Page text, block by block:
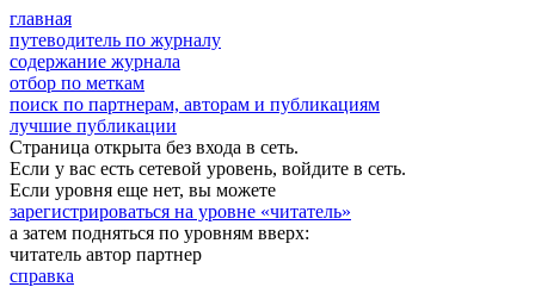
главная
путеводитель по журналу
содержание журнала
отбор по меткам
поиск по партнерам, авторам и публикациям
лучшие публикации
Страница открыта без входа в сеть.
Если у вас есть сетевой уровень, войдите в сеть.
Если уровня еще нет, вы можете
зарегистрироваться на уровне «читатель»
а затем подняться по уровням вверх:
читатель автор партнер
справка